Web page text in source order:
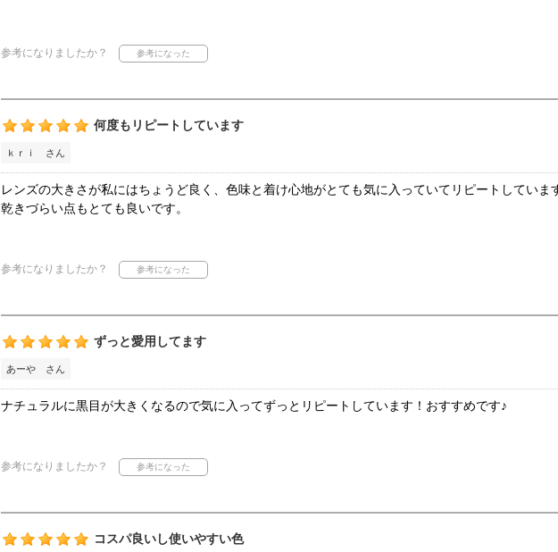
参考になりましたか？
何度もリピートしています
ｋｒｉ さん
レンズの大きさが私にはちょうど良く、色味と着け心地がとても気に入っていてリピートしていま
乾きづらい点もとても良いです。
参考になりましたか？
ずっと愛用してます
あーや さん
ナチュラルに黒目が大きくなるので気に入ってずっとリピートしています！おすすめです♪
参考になりましたか？
コスパ良いし使いやすい色